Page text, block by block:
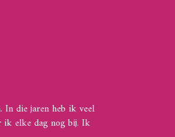
die jaren heb ik veel
ik elke dag nog bij. Ik